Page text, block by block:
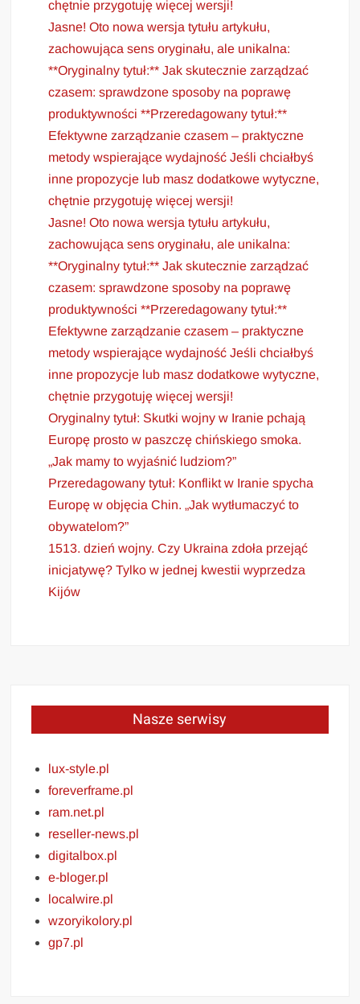
chętnie przygotuję więcej wersji!
Jasne! Oto nowa wersja tytułu artykułu,
zachowująca sens oryginału, ale unikalna:
**Oryginalny tytuł:** Jak skutecznie zarządzać
czasem: sprawdzone sposoby na poprawę
produktywności **Przeredagowany tytuł:**
Efektywne zarządzanie czasem – praktyczne
metody wspierające wydajność Jeśli chciałbyś
inne propozycje lub masz dodatkowe wytyczne,
chętnie przygotuję więcej wersji!
Jasne! Oto nowa wersja tytułu artykułu,
zachowująca sens oryginału, ale unikalna:
**Oryginalny tytuł:** Jak skutecznie zarządzać
czasem: sprawdzone sposoby na poprawę
produktywności **Przeredagowany tytuł:**
Efektywne zarządzanie czasem – praktyczne
metody wspierające wydajność Jeśli chciałbyś
inne propozycje lub masz dodatkowe wytyczne,
chętnie przygotuję więcej wersji!
Oryginalny tytuł: Skutki wojny w Iranie pchają
Europę prosto w paszczę chińskiego smoka.
„Jak mamy to wyjaśnić ludziom?”
Przeredagowany tytuł: Konflikt w Iranie spycha
Europę w objęcia Chin. „Jak wytłumaczyć to
obywatelom?”
1513. dzień wojny. Czy Ukraina zdoła przejąć
inicjatywę? Tylko w jednej kwestii wyprzedza
Kijów
Nasze serwisy
lux-style.pl
foreverframe.pl
ram.net.pl
reseller-news.pl
digitalbox.pl
e-bloger.pl
localwire.pl
wzoryikolory.pl
gp7.pl